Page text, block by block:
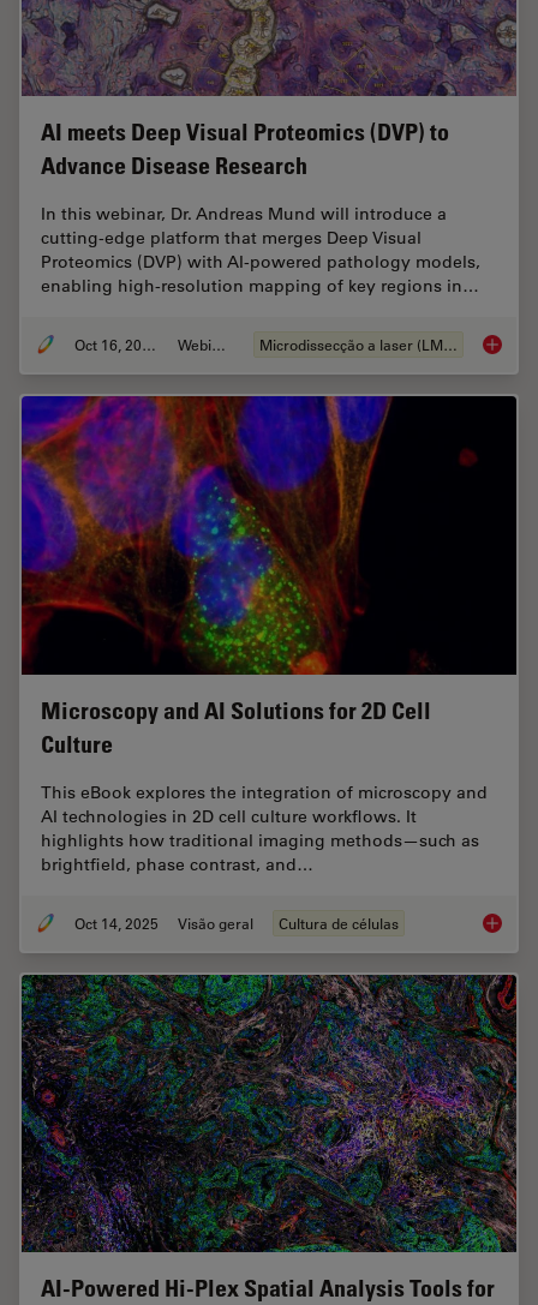
AI meets Deep Visual Proteomics (DVP) to
Advance Disease Research
In this webinar, Dr. Andreas Mund will introduce a
cutting-edge platform that merges Deep Visual
Proteomics (DVP) with AI-powered pathology models,
enabling high-resolution mapping of key regions in…
Oct 16, 2025 Webinar Microdissecção a laser (LMD) AI
Microscopy and AI Solutions for 2D Cell
Culture
This eBook explores the integration of microscopy and
AI technologies in 2D cell culture workflows. It
highlights how traditional imaging methods—such as
brightfield, phase contrast, and…
Oct 14, 2025 Visão geral Cultura de células
AI-Powered Hi-Plex Spatial Analysis Tools for